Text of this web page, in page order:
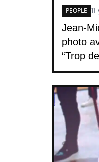
Jean-
photo
“Trop
PEOPLE Il